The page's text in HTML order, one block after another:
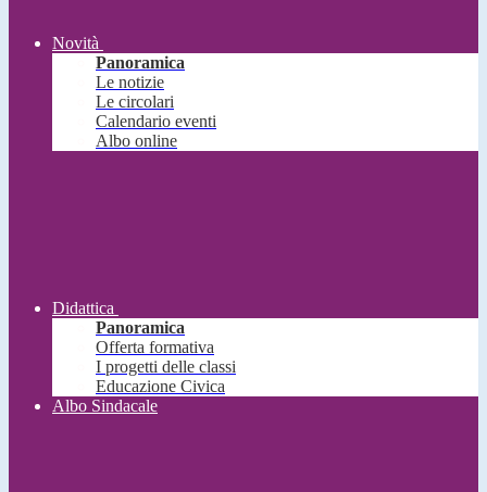
Novità
Panoramica
Le notizie
Le circolari
Calendario eventi
Albo online
Didattica
Panoramica
Offerta formativa
I progetti delle classi
Educazione Civica
Albo Sindacale